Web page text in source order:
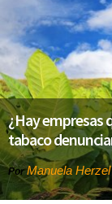
¿Hay empresas
tabaco
PorManuela Herzel